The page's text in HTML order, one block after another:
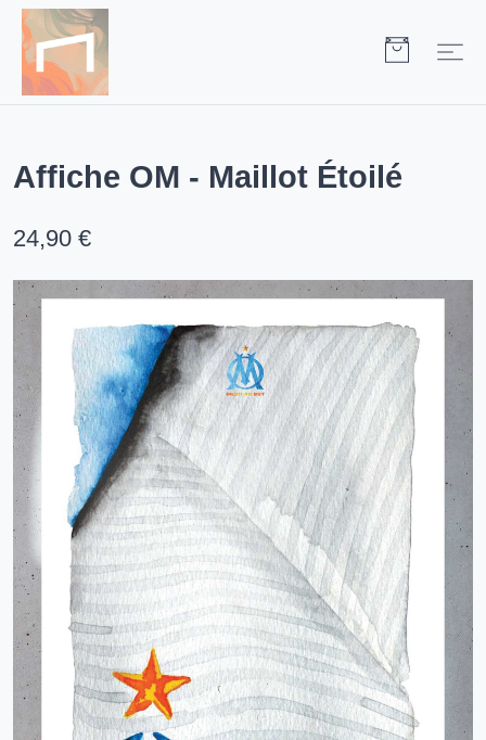
Affiche OM - Maillot Étoilé
24,90 €